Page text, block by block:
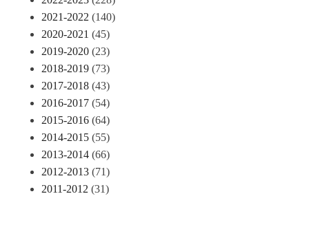
2021-2022 (140)
2020-2021 (45)
2019-2020 (23)
2018-2019 (73)
2017-2018 (43)
2016-2017 (54)
2015-2016 (64)
2014-2015 (55)
2013-2014 (66)
2012-2013 (71)
2011-2012 (31)